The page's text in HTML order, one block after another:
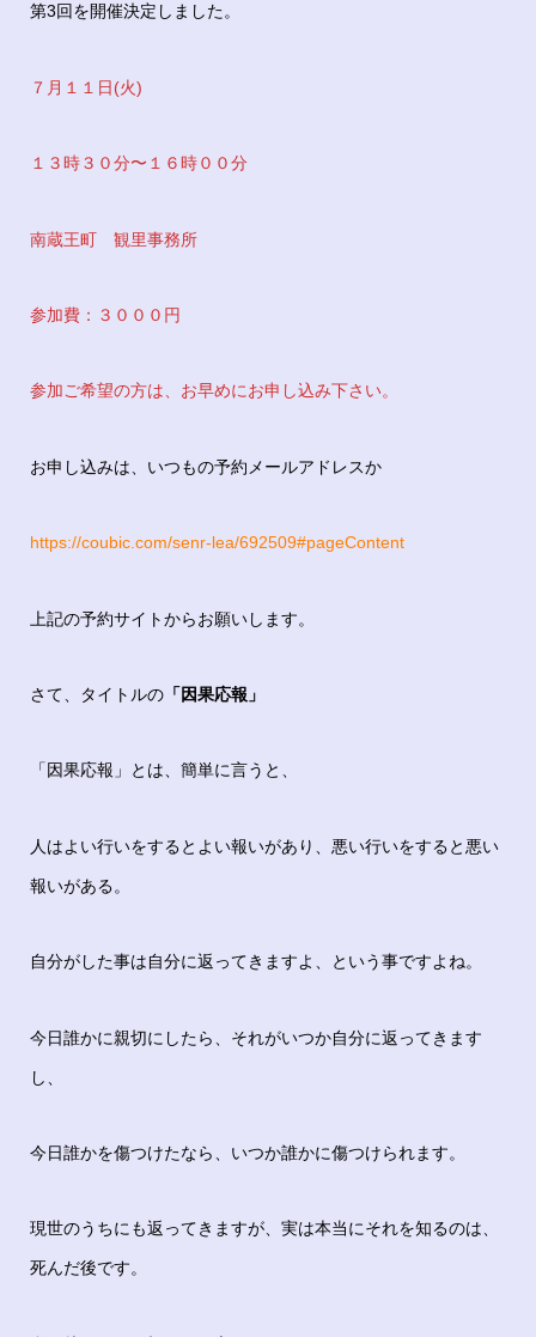
第3回を開催決定しました。
７月１１日(火)
１３時３０分〜１６時００分
南蔵王町 観里事務所
参加費：３０００円
参加ご希望の方は、お早めにお申し込み下さい。
お申し込みは、いつもの予約メールアドレスか
https://coubic.com/senr-lea/692509#pageContent
上記の予約サイトからお願いします。
さて、タイトルの「因果応報」
「因果応報」とは、簡単に言うと、
人はよい行いをするとよい報いがあり、悪い行いをすると悪い
報いがある。
自分がした事は自分に返ってきますよ、という事ですよね。
今日誰かに親切にしたら、それがいつか自分に返ってきます
し、
今日誰かを傷つけたなら、いつか誰かに傷つけられます。
現世のうちにも返ってきますが、実は本当にそれを知るのは、
死んだ後です。